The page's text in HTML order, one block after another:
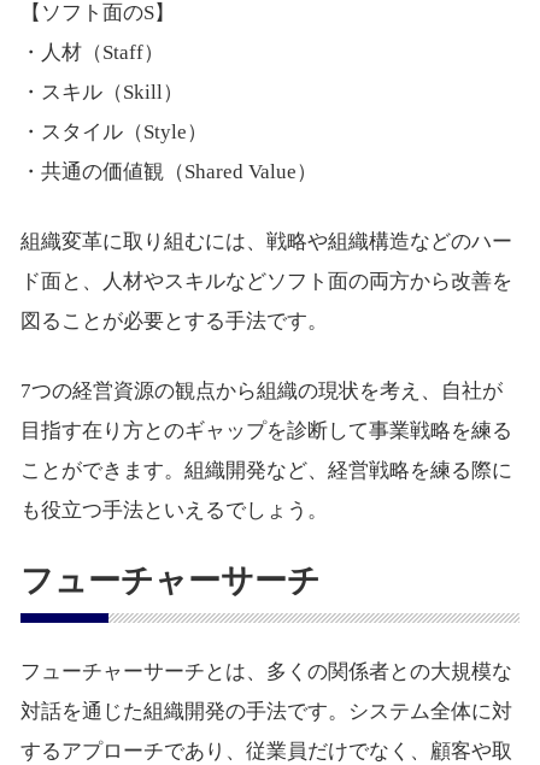
【ソフト面のS】
・人材（Staff）
・スキル（Skill）
・スタイル（Style）
・共通の価値観（Shared Value）
組織変革に取り組むには、戦略や組織構造などのハー
ド面と、人材やスキルなどソフト面の両方から改善を
図ることが必要とする手法です。
7つの経営資源の観点から組織の現状を考え、自社が
目指す在り方とのギャップを診断して事業戦略を練る
ことができます。組織開発など、経営戦略を練る際に
も役立つ手法といえるでしょう。
フューチャーサーチ
フューチャーサーチとは、多くの関係者との大規模な
対話を通じた組織開発の手法です。システム全体に対
するアプローチであり、従業員だけでなく、顧客や取